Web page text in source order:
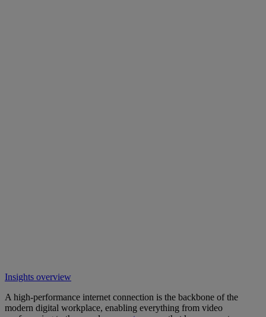
Insights overview
A high-performance internet connection is the backbone of the
modern digital workplace, enabling everything from video